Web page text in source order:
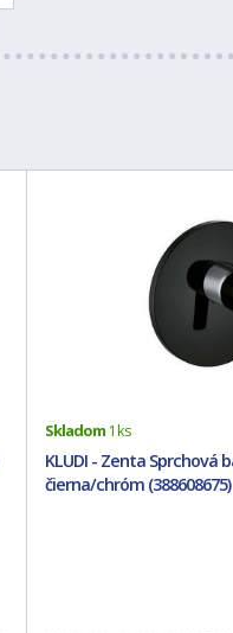
Skladom1 ks
KLUDI - Zenta Sprchová
čierna/chróm (388608675)